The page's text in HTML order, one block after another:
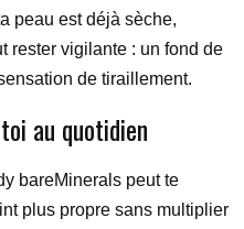
peau est déjà sèche,
rester vigilante : un fond de
de tiraillement.
au quotidien
bareMinerals peut te
plus propre sans multiplier